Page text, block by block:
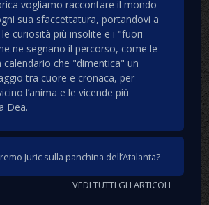
vogliamo raccontare il mondo
sua sfaccettatura, portandovi a
curiosità più insolite e i "fuori
ne segnano il percorso, come le
calendario che "dimentica" un
tra cuore e cronaca, per
l’anima e le vicende più
Dea.
Juric sulla panchina dell’Atalanta?
VEDI TUTTI GLI ARTICOLI